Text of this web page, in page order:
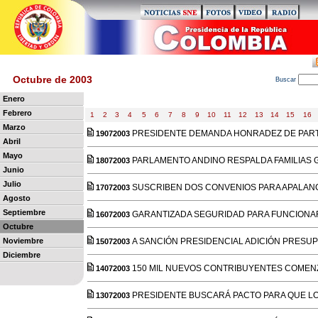
Octubre de 2003 Buscar
Enero
Febrero
Marzo
Abril
Mayo
Junio
Julio
Agosto
Septiembre
Octubre
Noviembre
Diciembre
1 2 3 4 5 6 7 8 9 10 11 12 13 14 15 16
19072003 PRESIDENTE DEMANDA HONRADEZ DE
18072003 PARLAMENTO ANDINO RESPALDA FAMILIAS
17072003 SUSCRIBEN DOS CONVENIOS PARA
16072003 GARANTIZADA SEGURIDAD PARA
15072003 A SANCIÓN PRESIDENCIAL ADICIÓN
14072003 150 MIL NUEVOS CONTRIBUYENTES
13072003 PRESIDENTE BUSCARÁ PACTO PARA QUE